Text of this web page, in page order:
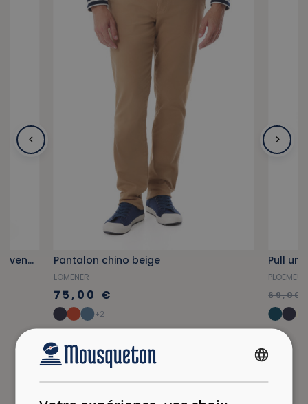
Veste à capuche en toile bleu provençal Pantalon chino beige
LOMENER
75,00 €
+2
Pull
PLOEMEUR
69,00